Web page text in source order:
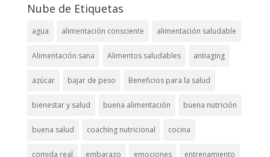
Nube de Etiquetas
agua alimentación consciente alimentación saludable
Alimentación sana Alimentos saludables antiaging
azúcar bajar de peso Beneficios para la salud
bienestar y salud buena alimentación buena nutrición
buena salud coaching nutricional cocina
comida real embarazo emociones entrenamiento